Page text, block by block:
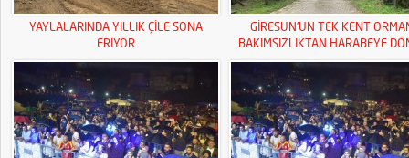
YAYLALARINDA YILLIK ÇİLE SONA
ERİYOR
GİRESUN’UN TEK KENT
BAKIMSIZLIKTAN HARABEYE